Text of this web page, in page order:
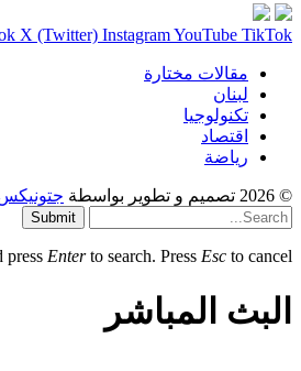
X (Twitter) InstagramYouTube TikTok
مقالات مختارة
لبنان
تكنولوجيا
اقتصاد
رياضة
© 2026 تصميم و تطوير بواسطة
Submit
press Enterto search. Press Esc to cancel.
البث المباشر